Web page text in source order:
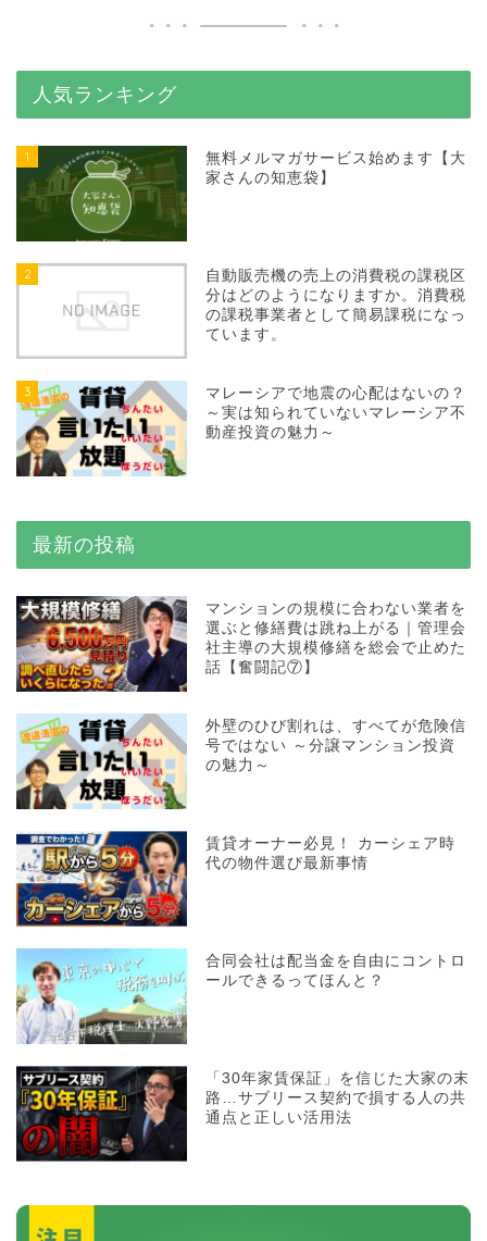
人気ランキング
1
無料メルマガサービス始めます【大
家さんの知恵袋】
2
自動販売機の売上の消費税の課税区
分はどのようになりますか。消費税
の課税事業者として簡易課税になっ
ています。
3
マレーシアで地震の心配はないの？
～実は知られていないマレーシア不
動産投資の魅力～
最新の投稿
マンションの規模に合わない業者を
選ぶと修繕費は跳ね上がる｜管理会
社主導の大規模修繕を総会で止めた
話【奮闘記⑦】
外壁のひび割れは、すべてが危険信
号ではない ～分譲マンション投資
の魅力～
賃貸オーナー必見！ カーシェア時
代の物件選び最新事情
合同会社は配当金を自由にコントロ
ールできるってほんと？
「30年家賃保証」を信じた大家の末
路…サブリース契約で損する人の共
通点と正しい活用法